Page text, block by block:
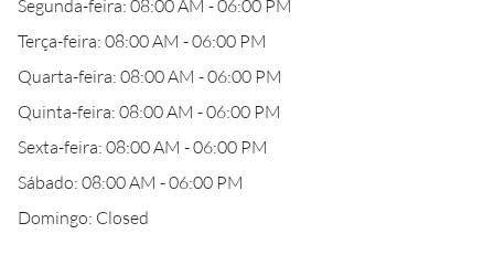
Segunda-feira: 08:00 AM - 06:00 PM
Terça-feira: 08:00 AM - 06:00 PM
Quarta-feira: 08:00 AM - 06:00 PM
Quinta-feira: 08:00 AM - 06:00 PM
Sexta-feira: 08:00 AM - 06:00 PM
Sábado: 08:00 AM - 06:00 PM
Domingo: Closed